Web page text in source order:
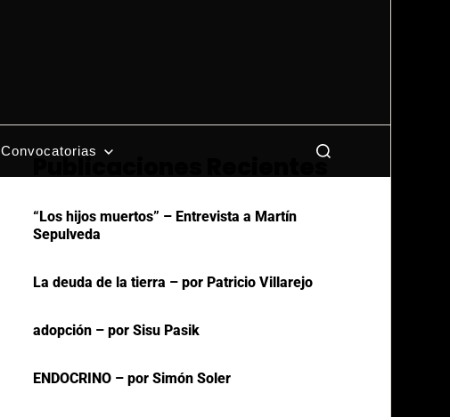
Convocatorias
Publicaciones Recientes
“Los hijos muertos” – Entrevista a Martín
Sepulveda
La deuda de la tierra – por Patricio Villarejo
adopción – por Sisu Pasik
ENDOCRINO – por Simón Soler